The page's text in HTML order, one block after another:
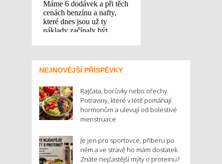
NEJNOVĚJŠÍ PŘÍSPĚVKY
Rajčata, borůvky nebo ořechy.
Potraviny, které v létě pomáhají
hormonům a ulevují od bolestivé
menstruace
Je jen pro sportovce, přiberu po
něm a ve stravě ho mám dostatek.
Znáte nejčastější mýty o proteinu?